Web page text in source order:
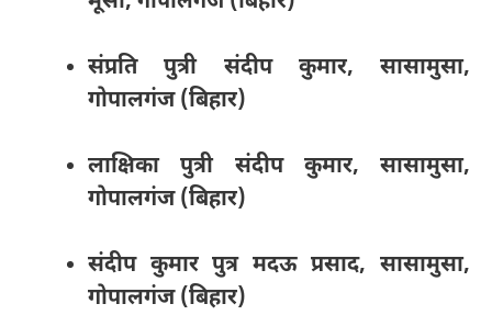
संप्रति पुत्री संदीप कुमार, सासामुसा,
गोपालगंज (बिहार)
लाक्षिका पुत्री संदीप कुमार, सासामुसा,
गोपालगंज (बिहार)
संदीप कुमार पुत्र मदऊ प्रसाद, सासामुसा,
गोपालगंज (बिहार)